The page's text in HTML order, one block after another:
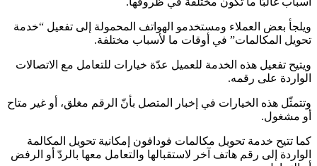
ويلجأ بعض العملاء ومستخدمو الهواتف المحمولة إلى تفعيل “خدمة
تحويل المكالمات” في أوقات ما لأسباب مختلفة.
ويتيح تفعيل هذه الخدمة للعميل عدّة خيارات للتعامل مع الاتصالات
الواردة على رقمه.
وتتمثّل هذه الخيارات في إخبار المتصل بأنّ الرقم مغلق، أو غير متاح
أو مشغول.
كما تتيح خدمة تحويل مكالمات فودافون إمكانية تحويل المكالمة
الواردة إلى رقم هاتف آخر لاستقبالها والتعامل معها بالردّ أو الرفض